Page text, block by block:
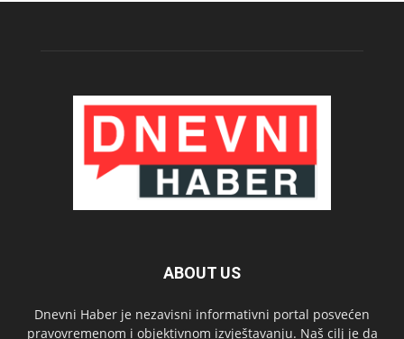
ABOUT US
Dnevni Haber je nezavisni informativni portal posvećen
pravovremenom i objektivnom izvještavanju. Naš cilj je da